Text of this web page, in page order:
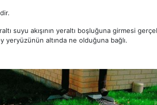
suyu akışının yeraltı boşluğuna girmesi
yeryüzünün altında ne olduğuna bağlı.